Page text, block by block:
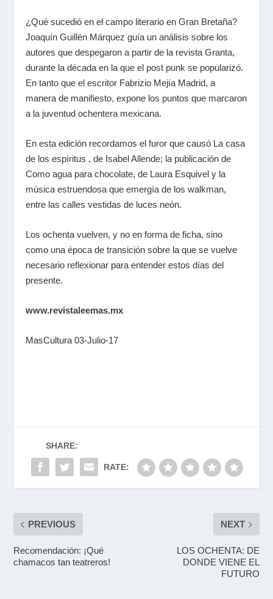
¿Qué sucedió en el campo literario en Gran Bretaña?
Joaquín Guillén Márquez guía un análisis sobre los
autores que despegaron a partir de la revista Granta,
durante la década en la que el post punk se popularizó.
En tanto que el escritor Fabrizio Mejía Madrid, a
manera de manifiesto, expone los puntos que marcaron
a la juventud ochentera mexicana.
En esta edición recordamos el furor que causó La casa
de los espíritus , de Isabel Allende; la publicación de
Como agua para chocolate, de Laura Esquivel y la
música estruendosa que emergía de los walkman,
entre las calles vestidas de luces neón.
Los ochenta vuelven, y no en forma de ficha, sino
como una época de transición sobre la que se vuelve
necesario reflexionar para entender estos días del
presente.
www.revistaleemas.mx
MasCultura 03-Julio-17
SHARE:
RATE:
PREVIOUS
Recomendación: ¡Qué
chamacos tan teatreros!
NEXT
LOS OCHENTA: DE
DONDE VIENE EL
FUTURO